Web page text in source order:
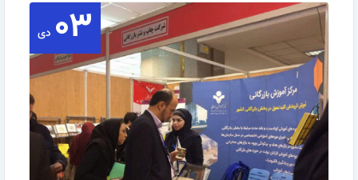
به گزارش روابط عمومی مرکز آموزش بازرگانی: پنجمین
نشست تجاری ایران و آلمان امروز شنبه 16 آبان ماه …
ادامه مطلب
۰۳ دی